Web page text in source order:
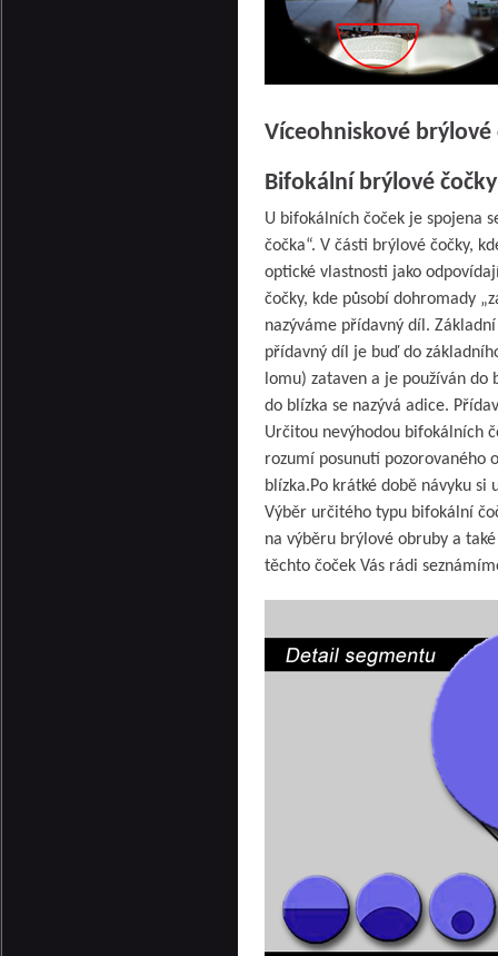
Víceohniskové brýlové
Bifokální brýlové čočky
U bifokálních čoček je spojena
čočka“. V části brýlové čočky,
optické vlastnosti jako
čočky, kde působí dohromady
nazýváme přídavný díl.
přídavný díl je buď do
lomu) zataven a je používán
do blízka se nazývá adice.
Určitou nevýhodou bifokálních
rozumí posunutí pozorovaného
blízka.Po krátké době návyku
Výběr určitého typu bifokální
na výběru brýlové obruby a
těchto čoček Vás rádi